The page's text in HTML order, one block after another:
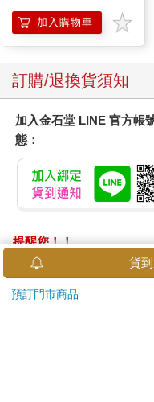
看了些以永康街、青田街
的紀錄短片，短片的內容
看完了短片，我知道香港
微，因此當我告訴這些香
過四十分的距離內，就有
書店時，這些旅客都忍不
的咖啡店、書店的旅程，
地拍照、詢問、互相交談
來過台北觀光的老師、學
和他們以前所經驗的一○一
老師表示春節就想帶她在
文化魅力的漫步旅行。
第二天也是從旅館走路到
光故居，有學生表示他們
加入購物車
訂購/退換貨須知
加入金石堂 LINE 官方帳
態：
提醒您！！
金石堂及銀行均不會請
ATM提款機，請不要聽從
貨
預訂門市商品